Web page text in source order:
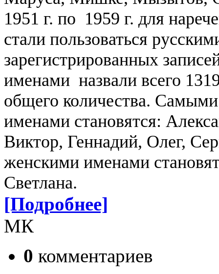
1951 г. по 1959 г. для
стали пользоваться
зарегистрированных
именами назвали всего
общего количества. Самыми
именами становятся:
Виктор, Геннадий, Олег,
женскими именами
Светлана.
[Подробнее]
МК
0 комментариев